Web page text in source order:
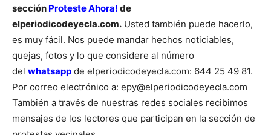
sección Proteste Ahora! de
elperiodicodeyecla.com. Usted también puede hacerlo,
es muy fácil. Nos puede mandar hechos noticiables,
quejas, fotos y lo que considere al número
del whatsapp de elperiodicodeyecla.com: 644 25 49 81.
Por correo electrónico a: epy@elperiodicodeyecla.com
También a través de nuestras redes sociales recibimos
mensajes de los lectores que participan en la sección de